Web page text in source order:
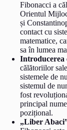
Fibonacci a
Orientul
și
contact cu
matematice,
sa în lumea
Introducerea
călătoriilor
sistemele de
sistemul de
fost
principal
pozițional.
„Liber